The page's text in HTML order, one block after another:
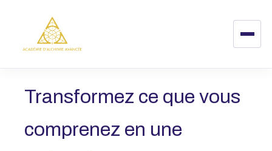
Transformez ce que vous
comprenez en une